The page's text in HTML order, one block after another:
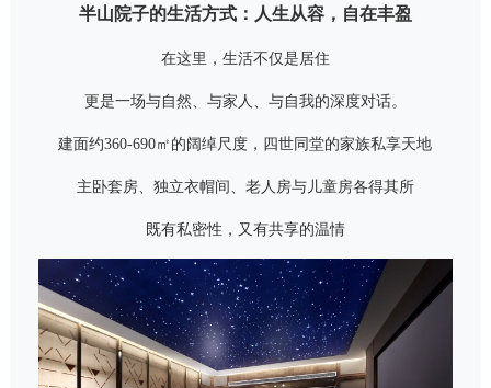
半山院子的生活方式：人生从容，自在丰盈
在这里，生活不仅是居住
更是一场与自然、与家人、与自我的深度对话。
建面约360-690㎡的阔绰尺度，四世同堂的家族私享天地
主卧套房、独立衣帽间、老人房与儿童房各得其所
既有私密性，又有共享的温情